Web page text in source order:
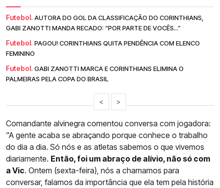
Futebol. AUTORA DO GOL DA CLASSIFICAÇÃO DO CORINTHIANS,
GABI ZANOTTI MANDA RECADO: “POR PARTE DE VOCÊS...”
Futebol. PAGOU! CORINTHIANS QUITA PENDÊNCIA COM ELENCO
FEMININO
Futebol. GABI ZANOTTI MARCA E CORINTHIANS ELIMINA O
PALMEIRAS PELA COPA DO BRASIL
< >
Comandante alvinegra comentou conversa com jogadora:
"A gente acaba se abraçando porque conhece o trabalho
do dia a dia. Só nós e as atletas sabemos o que vivemos
diariamente. Então, foi um abraço de alívio, não só com
a Vic. Ontem (sexta-feira), nós a chamamos para
conversar, falamos da importância que ela tem pela história